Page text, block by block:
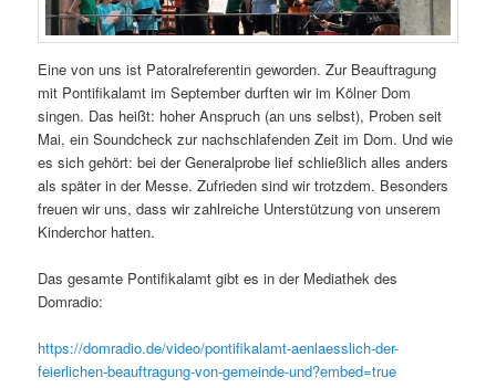
Eine von uns ist Patoralreferentin geworden. Zur Beauftragung
mit Pontifikalamt im September durften wir im Kölner Dom
singen. Das heißt: hoher Anspruch (an uns selbst), Proben seit
Mai, ein Soundcheck zur nachschlafenden Zeit im Dom. Und wie
es sich gehört: bei der Generalprobe lief schließlich alles anders
als später in der Messe. Zufrieden sind wir trotzdem. Besonders
freuen wir uns, dass wir zahlreiche Unterstützung von unserem
Kinderchor hatten.
Das gesamte Pontifikalamt gibt es in der Mediathek des
Domradio:
https://domradio.de/video/pontifikalamt-aenlaesslich-der-
feierlichen-beauftragung-von-gemeinde-und?embed=true